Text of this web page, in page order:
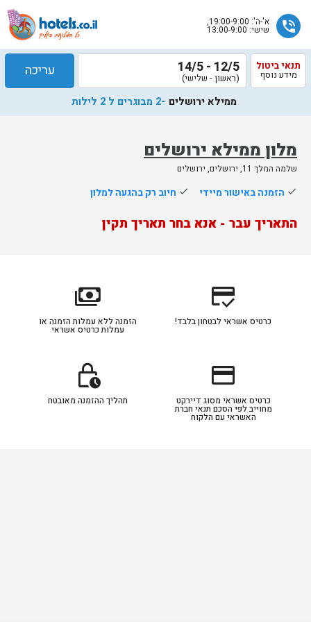
phone_in_talk א'-ה': 19:00-9:00,
שישי: 13:00-9:00
מלון ממילא ירושלים
שלמה המלך 11, ירושלים, ירושלים
תנאי ביטול
מידע נוסף 12/5 - 14/5
(ראשון - שלישי) עריכה
ממילא ירושלים -2 מבוגרים ל 2 לילות
done הזמנה באישור מיידי done חיוב רק בהגעה למלון
התאריך עבר - אנא בחר תאריך תקין
שלח
הוטלס
credit_score
כרטיס אשראי לבטחון בלבד!
payments
הזמנה ללא עמלות הזמנה או
עמלות כרטיס אשראי
credit_card
כרטיס אשראי מסוג דיירקט
מחוייב לפי הסכם תנאי חברת
האשראי עם הלקוח
lock_clock
תהליך ההזמנה מאובטח